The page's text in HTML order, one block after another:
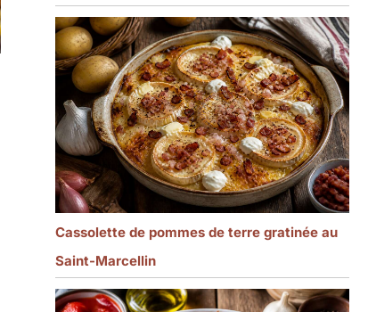
Cassolette de pommes de terre gratinée au
Saint-Marcellin